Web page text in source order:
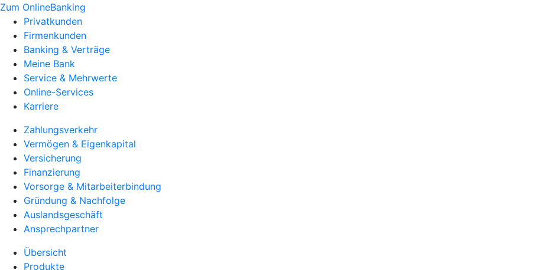
Zum OnlineBanking
Privatkunden
Firmenkunden
Banking & Verträge
Meine Bank
Service & Mehrwerte
Online-Services
Karriere
Zahlungsverkehr
Vermögen & Eigenkapital
Versicherung
Finanzierung
Vorsorge & Mitarbeiterbindung
Gründung & Nachfolge
Auslandsgeschäft
Ansprechpartner
Übersicht
Produkte